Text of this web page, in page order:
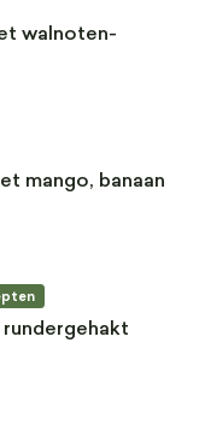
walnoten-
mango, banaan